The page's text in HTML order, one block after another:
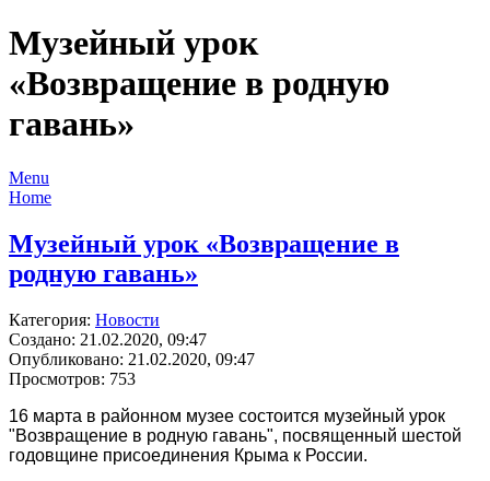
Музейный урок
«Возвращение в родную
гавань»
Menu
Home
Музейный урок «Возвращение в
родную гавань»
Категория: Новости
Создано: 21.02.2020, 09:47
Опубликовано: 21.02.2020, 09:47
Просмотров: 753
16 марта в районном музее состоится музейный урок
"Возвращение в родную гавань", посвященный шестой
годовщине присоединения Крыма к России.